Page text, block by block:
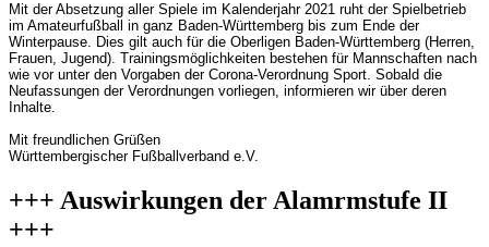
Mit der Absetzung aller Spiele im Kalenderjahr 2021 ruht der Spielbetrieb
im Amateurfußball in ganz Baden-Württemberg bis zum Ende der
Winterpause. Dies gilt auch für die Oberligen Baden-Württemberg (Herren,
Frauen, Jugend). Trainingsmöglichkeiten bestehen für Mannschaften nach
wie vor unter den Vorgaben der Corona-Verordnung Sport. Sobald die
Neufassungen der Verordnungen vorliegen, informieren wir über deren
Inhalte.
Mit freundlichen Grüßen
Württembergischer Fußballverband e.V.
+++ Auswirkungen der Alamrmstufe II
+++